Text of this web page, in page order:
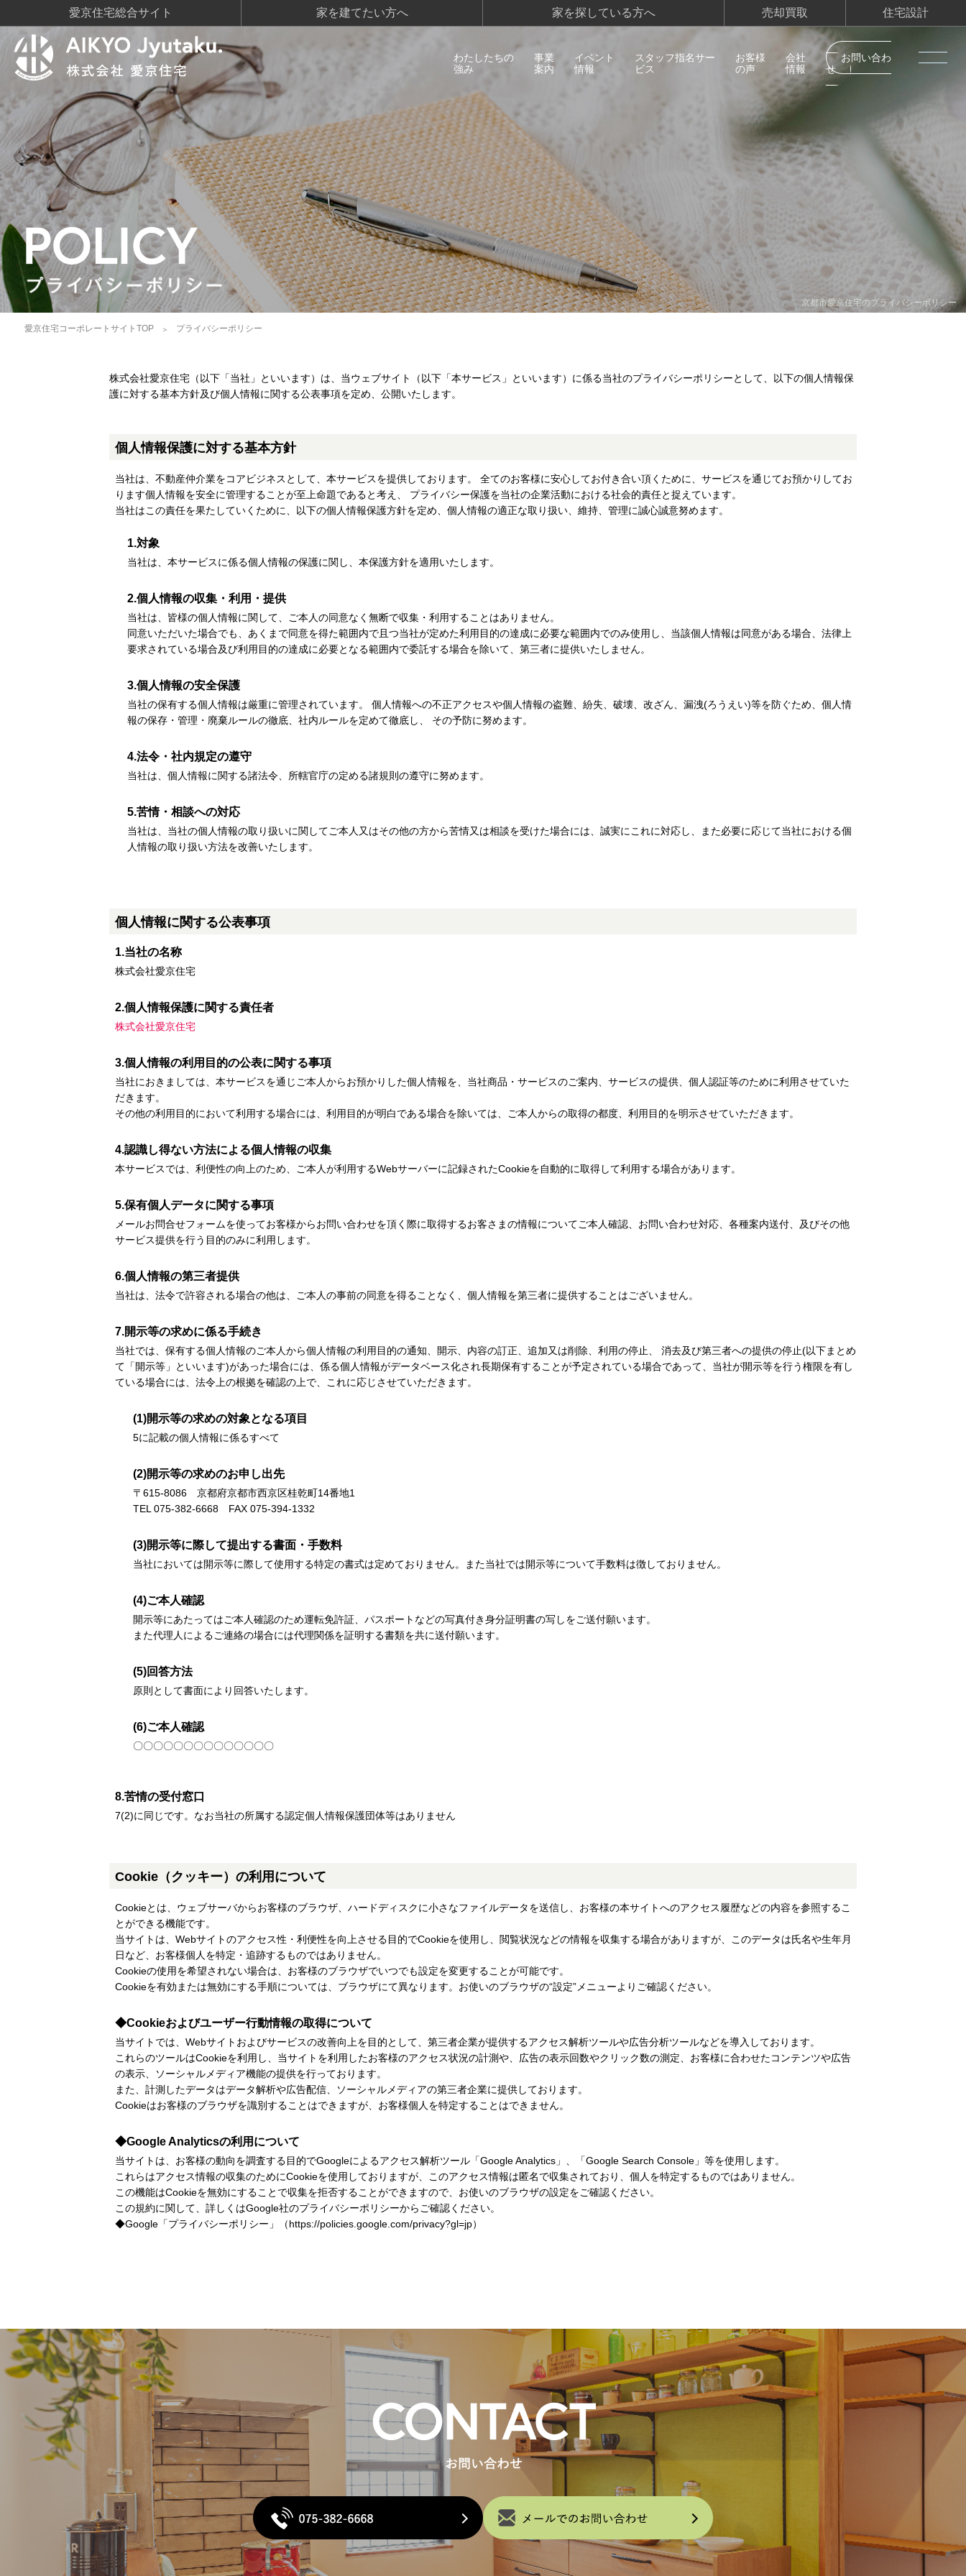
愛京住宅総合サイト 家を建てたい方へ 家を探している方へ 売却買取 住宅設計
わたしたちの
強み
事業
案内
イベント
情報
スタッフ指名サー
ビス
お客様
の声
会社
情報
お問い合わ
せ
京都市愛京住宅のプライバシーポリシー
愛京住宅コーポレートサイトTOP プライバシーポリシー
株式会社愛京住宅（以下「当社」といいます）は、当ウェブサイト（以下「本サービス」といいます）に係る当社のプライバシーポリシーとして、以下の個人情報保
護に対する基本方針及び個人情報に関する公表事項を定め、公開いたします。
個人情報保護に対する基本方針
当社は、不動産仲介業をコアビジネスとして、本サービスを提供しております。 全てのお客様に安心してお付き合い頂くために、サービスを通じてお預かりしてお
ります個人情報を安全に管理することが至上命題であると考え、 プライバシー保護を当社の企業活動における社会的責任と捉えています。
当社はこの責任を果たしていくために、以下の個人情報保護方針を定め、個人情報の適正な取り扱い、維持、管理に誠心誠意努めます。
1.対象
当社は、本サービスに係る個人情報の保護に関し、本保護方針を適用いたします。
2.個人情報の収集・利用・提供
当社は、皆様の個人情報に関して、ご本人の同意なく無断で収集・利用することはありません。
同意いただいた場合でも、あくまで同意を得た範囲内で且つ当社が定めた利用目的の達成に必要な範囲内でのみ使用し、当該個人情報は同意がある場合、法律上
要求されている場合及び利用目的の達成に必要となる範囲内で委託する場合を除いて、第三者に提供いたしません。
3.個人情報の安全保護
当社の保有する個人情報は厳重に管理されています。 個人情報への不正アクセスや個人情報の盗難、紛失、破壊、改ざん、漏洩(ろうえい)等を防ぐため、個人情
報の保存・管理・廃棄ルールの徹底、社内ルールを定めて徹底し、 その予防に努めます。
4.法令・社内規定の遵守
当社は、個人情報に関する諸法令、所轄官庁の定める諸規則の遵守に努めます。
5.苦情・相談への対応
当社は、当社の個人情報の取り扱いに関してご本人又はその他の方から苦情又は相談を受けた場合には、誠実にこれに対応し、また必要に応じて当社における個
人情報の取り扱い方法を改善いたします。
個人情報に関する公表事項
1.当社の名称
株式会社愛京住宅
2.個人情報保護に関する責任者
株式会社愛京住宅
3.個人情報の利用目的の公表に関する事項
当社におきましては、本サービスを通じご本人からお預かりした個人情報を、当社商品・サービスのご案内、サービスの提供、個人認証等のために利用させていた
だきます。
その他の利用目的において利用する場合には、利用目的が明白である場合を除いては、ご本人からの取得の都度、利用目的を明示させていただきます。
4.認識し得ない方法による個人情報の収集
本サービスでは、利便性の向上のため、ご本人が利用するWebサーバーに記録されたCookieを自動的に取得して利用する場合があります。
5.保有個人データに関する事項
メールお問合せフォームを使ってお客様からお問い合わせを頂く際に取得するお客さまの情報についてご本人確認、お問い合わせ対応、各種案内送付、及びその他
サービス提供を行う目的のみに利用します。
6.個人情報の第三者提供
当社は、法令で許容される場合の他は、ご本人の事前の同意を得ることなく、個人情報を第三者に提供することはございません。
7.開示等の求めに係る手続き
当社では、保有する個人情報のご本人から個人情報の利用目的の通知、開示、内容の訂正、追加又は削除、利用の停止、 消去及び第三者への提供の停止(以下まとめ
て「開示等」といいます)があった場合には、係る個人情報がデータベース化され長期保有することが予定されている場合であって、当社が開示等を行う権限を有し
ている場合には、法令上の根拠を確認の上で、これに応じさせていただきます。
(1)開示等の求めの対象となる項目
5に記載の個人情報に係るすべて
(2)開示等の求めのお申し出先
〒615-8086 京都府京都市西京区桂乾町14番地1
TEL 075-382-6668 FAX 075-394-1332
(3)開示等に際して提出する書面・手数料
当社においては開示等に際して使用する特定の書式は定めておりません。また当社では開示等について手数料は徴しておりません。
(4)ご本人確認
開示等にあたってはご本人確認のため運転免許証、パスポートなどの写真付き身分証明書の写しをご送付願います。
また代理人によるご連絡の場合には代理関係を証明する書類を共に送付願います。
(5)回答方法
原則として書面により回答いたします。
(6)ご本人確認
〇〇〇〇〇〇〇〇〇〇〇〇〇〇
8.苦情の受付窓口
7(2)に同じです。なお当社の所属する認定個人情報保護団体等はありません
Cookie（クッキー）の利用について
Cookieとは、ウェブサーバからお客様のブラウザ、ハードディスクに小さなファイルデータを送信し、お客様の本サイトへのアクセス履歴などの内容を参照するこ
とができる機能です。
当サイトは、Webサイトのアクセス性・利便性を向上させる目的でCookieを使用し、閲覧状況などの情報を収集する場合がありますが、このデータは氏名や生年月
日など、お客様個人を特定・追跡するものではありません。
Cookieの使用を希望されない場合は、お客様のブラウザでいつでも設定を変更することが可能です。
Cookieを有効または無効にする手順については、ブラウザにて異なります。お使いのブラウザの“設定”メニューよりご確認ください。
◆Cookieおよびユーザー行動情報の取得について
当サイトでは、Webサイトおよびサービスの改善向上を目的として、第三者企業が提供するアクセス解析ツールや広告分析ツールなどを導入しております。
これらのツールはCookieを利用し、当サイトを利用したお客様のアクセス状況の計測や、広告の表示回数やクリック数の測定、お客様に合わせたコンテンツや広告
の表示、ソーシャルメディア機能の提供を行っております。
また、計測したデータはデータ解析や広告配信、ソーシャルメディアの第三者企業に提供しております。
Cookieはお客様のブラウザを識別することはできますが、お客様個人を特定することはできません。
◆Google Analyticsの利用について
当サイトは、お客様の動向を調査する目的でGoogleによるアクセス解析ツール「Google Analytics」、「Google Search Console」等を使用します。
これらはアクセス情報の収集のためにCookieを使用しておりますが、このアクセス情報は匿名で収集されており、個人を特定するものではありません。
この機能はCookieを無効にすることで収集を拒否することができますので、お使いのブラウザの設定をご確認ください。
この規約に関して、詳しくはGoogle社のプライバシーポリシーからご確認ください。
◆Google「プライバシーポリシー」（https://policies.google.com/privacy?gl=jp）